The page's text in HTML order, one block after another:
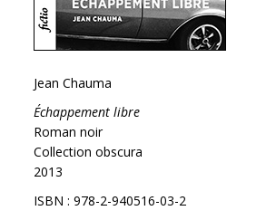
Jean Chauma
Échappement libre
Roman noir
Collection obscura
2013
ISBN : 978-2-940516-03-2